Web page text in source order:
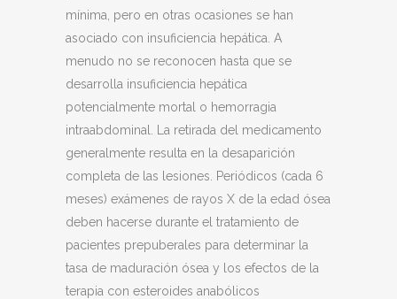
mínima, pero en otras ocasiones se han
asociado con insuficiencia hepática. A
menudo no se reconocen hasta que se
desarrolla insuficiencia hepática
potencialmente mortal o hemorragia
intraabdominal. La retirada del medicamento
generalmente resulta en la desaparición
completa de las lesiones. Periódicos (cada 6
meses) exámenes de rayos X de la edad ósea
deben hacerse durante el tratamiento de
pacientes prepuberales para determinar la
tasa de maduración ósea y los efectos de la
terapia con esteroides anabólicos